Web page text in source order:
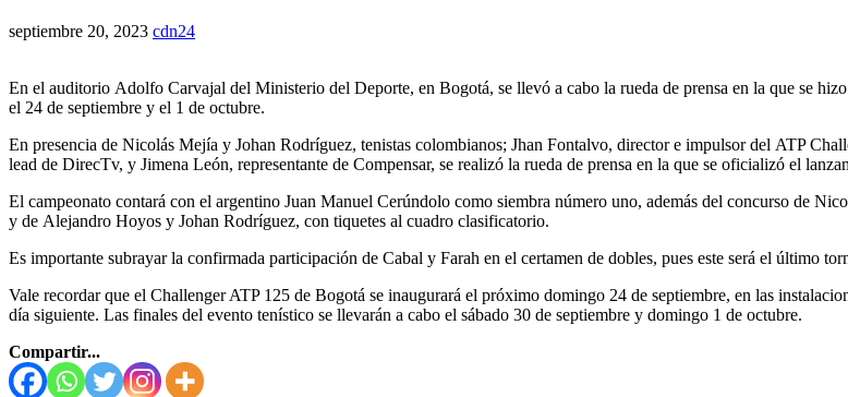
septiembre 20, 2023 cdn24
En el auditorio Adolfo Carvajal del Ministerio del Deporte, en Bogotá, se llevó a cabo la rueda de prensa en la que se
el 24 de septiembre y el 1 de octubre.
En presencia de Nicolás Mejía y Johan Rodríguez, tenistas colombianos; Jhan Fontalvo, director e impulsor del ATP
lead de DirecTv, y Jimena León, representante de Compensar, se realizó la rueda de prensa en la que se oficializó el
El campeonato contará con el argentino Juan Manuel Cerúndolo como siembra número uno, además del concurso de
y de Alejandro Hoyos y Johan Rodríguez, con tiquetes al cuadro clasificatorio.
Es importante subrayar la confirmada participación de Cabal y Farah en el certamen de dobles, pues este será el último
Vale recordar que el Challenger ATP 125 de Bogotá se inaugurará el próximo domingo 24 de septiembre, en las
día siguiente. Las finales del evento tenístico se llevarán a cabo el sábado 30 de septiembre y domingo 1 de octubre.
Compartir...